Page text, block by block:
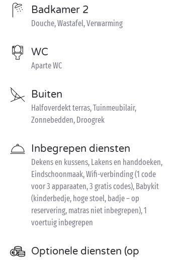
Badkamer 2
Douche, Wastafel, Verwarming
WC
Aparte WC
Buiten
Halfoverdekt terras, Tuinmeubilair,
Zonnebedden, Droogrek
Inbegrepen diensten
Dekens en kussens, Lakens en handdoeken,
Eindschoonmaak, Wifi-verbinding (1 code
voor 3 apparaaten, 3 gratis codes), Babykit
(kinderbedje, hoge stoel, badje – op
reservering, matras niet inbegrepen), 1
voertuig inbegrepen
Optionele diensten (op